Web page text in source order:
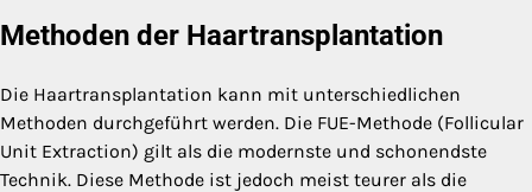
Methoden der Haartransplantation
Die Haartransplantation kann mit unterschiedlichen
Methoden durchgeführt werden. Die FUE-Methode (Follicular
Unit Extraction) gilt als die modernste und schonendste
Technik. Diese Methode ist jedoch meist teurer als die